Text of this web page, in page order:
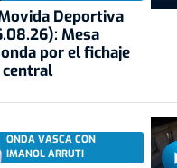
Deportiva
Mesa
por el fichaje
ONDA VASCA CON
IMANOL ARRUTI